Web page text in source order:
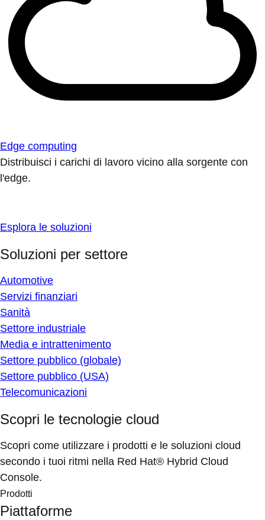
Edge computing
Distribuisci i carichi di lavoro vicino alla sorgente con
l'edge.
Esplora le soluzioni
Soluzioni per settore
Automotive
Servizi finanziari
Sanità
Settore industriale
Media e intrattenimento
Settore pubblico (globale)
Settore pubblico (USA)
Telecomunicazioni
Scopri le tecnologie cloud
Scopri come utilizzare i prodotti e le soluzioni cloud
secondo i tuoi ritmi nella Red Hat® Hybrid Cloud
Console.
Prodotti
Piattaforme